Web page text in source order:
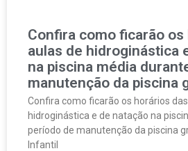
Confira como ficarão
aulas de hidroginástica
na piscina média
manutenção da piscina
Confira como ficarão os horários
hidroginástica e de natação na
período de manutenção da piscina
Infantil